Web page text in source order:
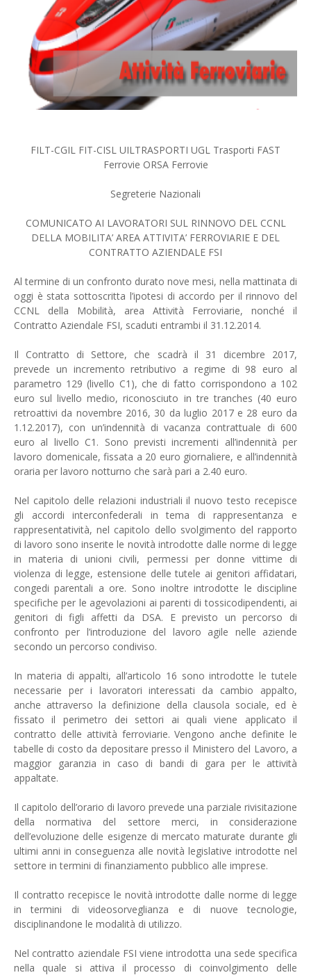
FILT-CGIL FIT-CISL UILTRASPORTI UGL Trasporti FAST
Ferrovie ORSA Ferrovie
Segreterie Nazionali
COMUNICATO AI LAVORATORI SUL RINNOVO DEL CCNL
DELLA MOBILITA’ AREA ATTIVITA’ FERROVIARIE E DEL
CONTRATTO AZIENDALE FSI
Al termine di un confronto durato nove mesi, nella mattinata di
oggi è stata sottoscritta l’ipotesi di accordo per il rinnovo del
CCNL della Mobilità, area Attività Ferroviarie, nonché il
Contratto Aziendale FSI, scaduti entrambi il 31.12.2014.
Il Contratto di Settore, che scadrà il 31 dicembre 2017,
prevede un incremento retributivo a regime di 98 euro al
parametro 129 (livello C1), che di fatto corrispondono a 102
euro sul livello medio, riconosciuto in tre tranches (40 euro
retroattivi da novembre 2016, 30 da luglio 2017 e 28 euro da
1.12.2017), con un’indennità di vacanza contrattuale di 600
euro al livello C1. Sono previsti incrementi all’indennità per
lavoro domenicale, fissata a 20 euro giornaliere, e all’indennità
oraria per lavoro notturno che sarà pari a 2.40 euro.
Nel capitolo delle relazioni industriali il nuovo testo recepisce
gli accordi interconfederali in tema di rappresentanza e
rappresentatività, nel capitolo dello svolgimento del rapporto
di lavoro sono inserite le novità introdotte dalle norme di legge
in materia di unioni civili, permessi per donne vittime di
violenza di legge, estensione delle tutele ai genitori affidatari,
congedi parentali a ore. Sono inoltre introdotte le discipline
specifiche per le agevolazioni ai parenti di tossicodipendenti, ai
genitori di figli affetti da DSA. E previsto un percorso di
confronto per l’introduzione del lavoro agile nelle aziende
secondo un percorso condiviso.
In materia di appalti, all’articolo 16 sono introdotte le tutele
necessarie per i lavoratori interessati da cambio appalto,
anche attraverso la definizione della clausola sociale, ed è
fissato il perimetro dei settori ai quali viene applicato il
contratto delle attività ferroviarie. Vengono anche definite le
tabelle di costo da depositare presso il Ministero del Lavoro, a
maggior garanzia in caso di bandi di gara per le attività
appaltate.
Il capitolo dell’orario di lavoro prevede una parziale rivisitazione
della normativa del settore merci, in considerazione
dell’evoluzione delle esigenze di mercato maturate durante gli
ultimi anni in conseguenza alle novità legislative introdotte nel
settore in termini di finanziamento pubblico alle imprese.
Il contratto recepisce le novità introdotte dalle norme di legge
in termini di videosorveglianza e di nuove tecnologie,
disciplinandone le modalità di utilizzo.
Nel contratto aziendale FSI viene introdotta una sede specifica
nella quale si attiva il processo di coinvolgimento delle